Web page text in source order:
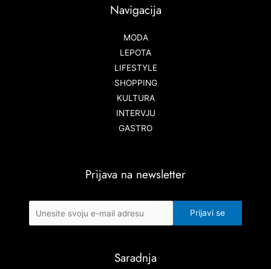
Navigacija
MODA
LEPOTA
LIFESTYLE
SHOPPING
KULTURA
INTERVJU
GASTRO
Prijava na newsletter
Saradnja